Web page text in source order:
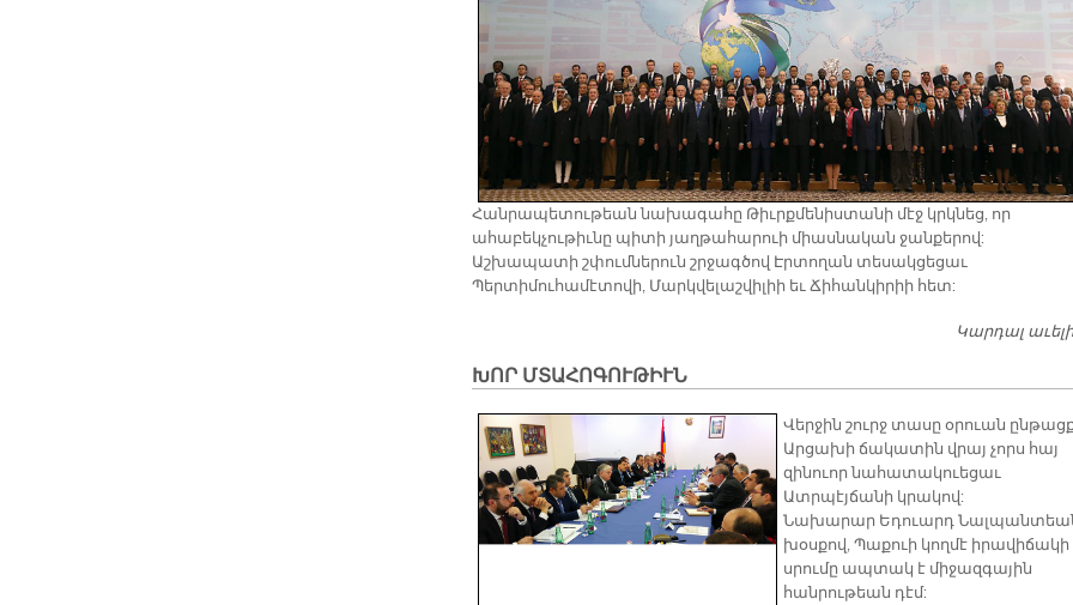
​Հանրապետութեան նախագահը Թիւրքմենիստանի մէջ կրկնեց, որ
ահաբեկչութիւնը պիտի յաղթահարուի միասնական ջանքերով:
Աշխապատի շփումներուն շրջագծով Էրտողան տեսակցեցաւ
Պերտիմուհամէտովի, Մարկվելաշվիլիի եւ Ճիհանկիրիի հետ:
Կարդալ
ԽՈՐ ՄՏԱՀՈԳՈՒԹԻՒՆ
Վերջին շուրջ տասը օրուան
Արցախի ճակատին վրայ չորս հայ
զինուոր նահատակուեցաւ
Ատրպէյճանի կրակով:
Նախարար Եդուարդ
խօսքով, Պաքուի կողմէ իրավիճակի
սրումը ապտակ է միջազգային
հանրութեան դէմ: